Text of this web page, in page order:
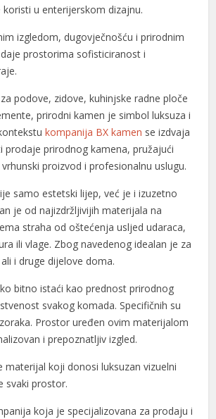
u enterijerskom dizajnu.
izgledom, dugovječnošću i prirodnim
prostorima sofisticiranost i
podove, zidove, kuhinjske radne ploče
prirodni kamen je simbol luksuza i
kompanija BX kamen se izdvaja
prodaje prirodnog kamena, pružajući
proizvod i profesionalnu uslugu.
samo estetski lijep, već je i izuzetno
je od najizdržljivijih materijala na
straha od oštećenja usljed udaraca,
ili vlage. Zbog navedenog idealan je za
i druge dijelove doma.
bitno istaći kao prednost prirodnog
svakog komada. Specifičnih su
Prostor uređen ovim materijalom
i prepoznatljiv izgled.
materijal koji donosi luksuzan vizuelni
svaki prostor.
koja je specijalizovana za prodaju i